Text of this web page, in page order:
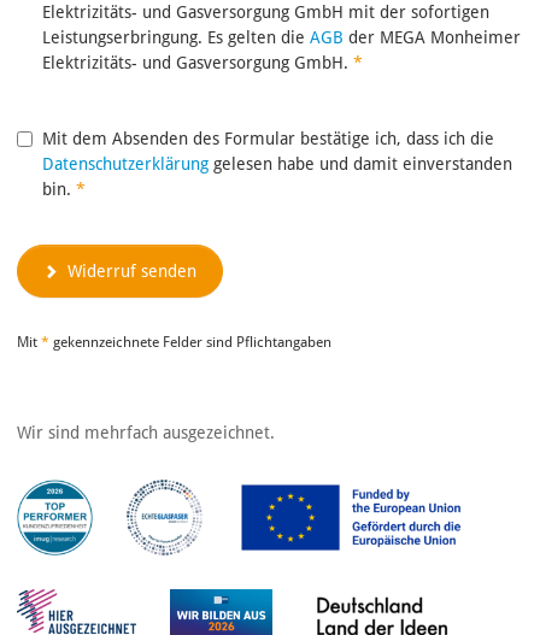
Elektrizitäts- und Gasversorgung GmbH mit der sofortigen
Leistungserbringung. Es gelten die AGB der MEGA Monheimer
Elektrizitäts- und Gasversorgung GmbH. *
Mit dem Absenden des Formular bestätige ich, dass ich die
Datenschutzerklärung gelesen habe und damit einverstanden
bin. *
Widerruf senden
Mit * gekennzeichnete Felder sind Pflichtangaben
Wir sind mehrfach ausgezeichnet.